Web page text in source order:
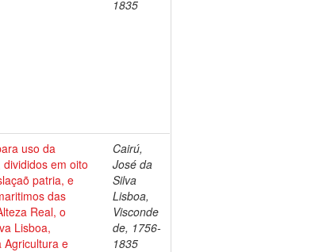
1835
uso da
em oito
patria, e
das
Real, o
Lisboa,
Agricultura e
Cairú,
José da
Silva
Lisboa,
Visconde
de, 1756-
1835